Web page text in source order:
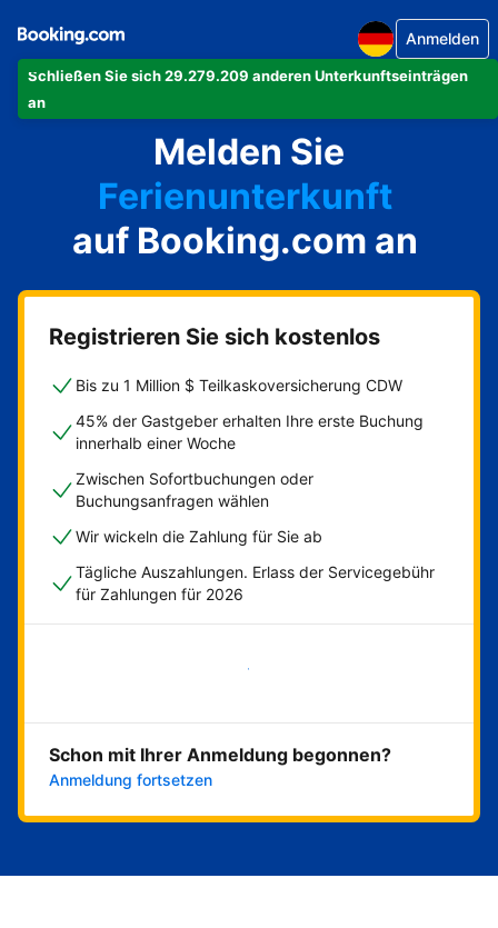
Schließen Sie sich 29.279.209 anderen Unterkunftseinträgen
an
Anmelden
Melden Sie
Ihre Ferienwohnung
Ihr Hotel
Ferienunterkunft
Ihre Pension
Ihr Bed & Breakfast
auf Booking.com an
Registrieren Sie sich kostenlos
Bis zu 1 Million $ Teilkaskoversicherung CDW
45% der Gastgeber erhalten Ihre erste Buchung
innerhalb einer Woche
Zwischen Sofortbuchungen oder
Buchungsanfragen wählen
Wir wickeln die Zahlung für Sie ab
Tägliche Auszahlungen. Erlass der Servicegebühr
für Zahlungen für 2026
Jetzt loslegen
Schon mit Ihrer Anmeldung begonnen?
Anmeldung fortsetzen